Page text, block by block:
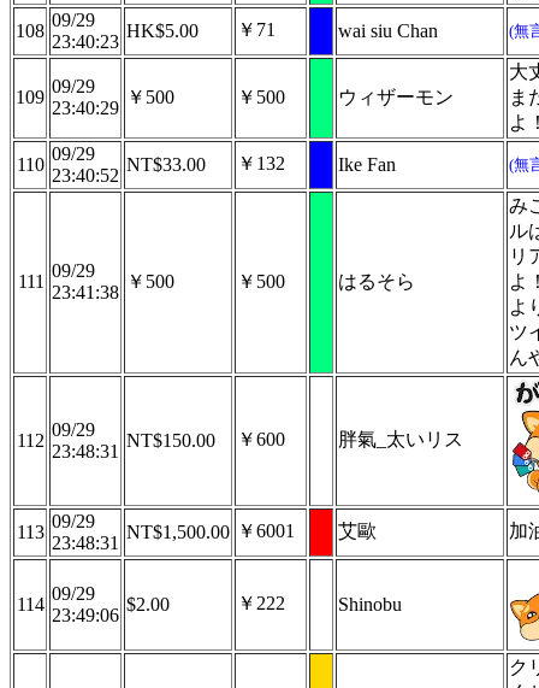
108
09/29
23:40:23
HK$5.00 ￥71 wai siu Chan (無
109
09/29
23:40:29
￥500 ￥500 ウィザーモン
大
ま
よ
110
09/29
23:40:52
NT$33.00 ￥132 Ike Fan (無
111
09/29
23:41:38
￥500 ￥500 はるそら
み
ル
リ
よ
よ
ツ
ん
112
09/29
23:48:31
NT$150.00 ￥600 胖氣_太いリス
113
09/29
23:48:31
NT$1,500.00 ￥6001 艾歐 加
114
09/29
23:49:06
$2.00 ￥222 Shinobu
ク